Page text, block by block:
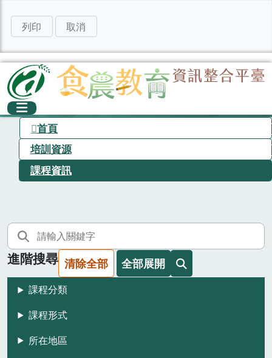
列印 取消
首頁
培訓資源
課程資訊
進階搜尋 清除全部 全部展開
課程分類
課程形式
所在地區